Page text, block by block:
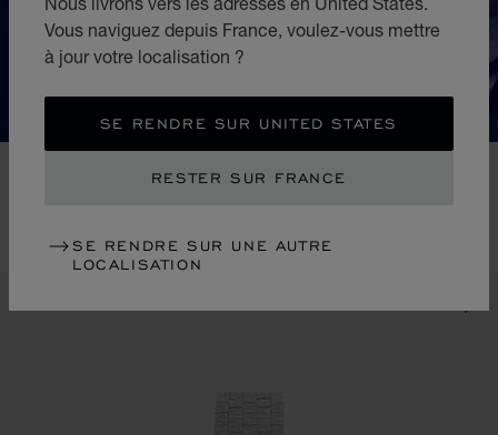
Vous naviguez depuis France, voulez-vous mettre
à jour votre localisation ?
SE RENDRE SUR UNITED STATES
RESTER SUR FRANCE
SE RENDRE SUR UNE AUTRE
LOCALISATION
de savoir-faire et de maîtrise de la joaillerie en diamant
: elle représente la quintessence d'un travail finement
VUS RÉCEMMENT